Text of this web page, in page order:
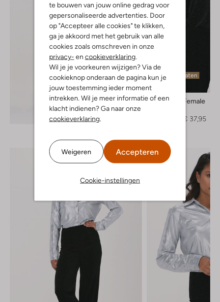
te bouwen van jouw online gedrag voor
gepersonaliseerde advertenties. Door
op "Accepteer alle cookies" te klikken,
ga je akkoord met het gebruik van alle
cookies zoals omschreven in onze
privacy- en cookieverklaring.
Wil je je voorkeuren wijzigen? Via de
cookieknop onderaan de pagina kun je
jouw toestemming ieder moment
intrekken. Wil je meer informatie of een
klacht indienen? Ga naar onze
cookieverklaring.
Weigeren Accepteren
Cookie-instellingen
Ontdek de look
Laatste maten
Second Female
€ 37,95